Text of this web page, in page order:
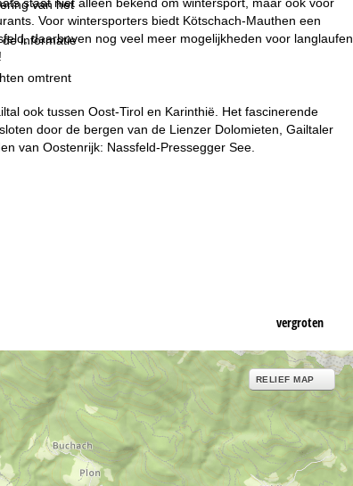
van het
informatie
omtrent
Voor wintersporters biedt Kötschach-Mauthen een
daarboven nog veel meer mogelijkheden voor langlaufen
ook tussen Oost-Tirol en Karinthië. Het fascinerende
door de bergen van de Lienzer Dolomieten, Gailtaler
van Oostenrijk: Nassfeld-Pressegger See.
vergroten
RELIEF MAP